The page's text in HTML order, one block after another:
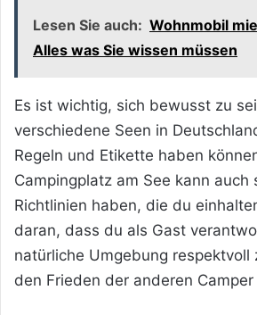
Lesen Sie auch: Wohnmobil
Alles was Sie wissen müssen
Es ist wichtig, sich bewusst zu
verschiedene Seen in
Regeln und Etikette haben
Campingplatz am See kann auch
Richtlinien haben, die du
daran, dass du als Gast
natürliche Umgebung respektvoll
den Frieden der anderen